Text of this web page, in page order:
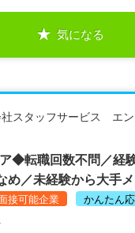
気になる
社スタッフサービス エン
◆転職回数不問／経
め／未経験から大手
接可能企業 かんたん